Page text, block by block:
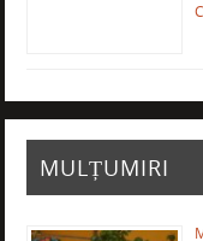
MULȚUMIRI